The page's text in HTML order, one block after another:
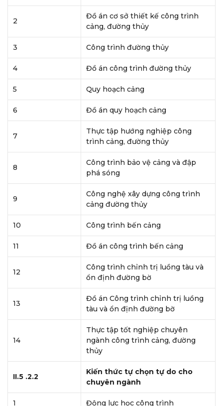
2
Đồ án cơ sở thiết kế công trình
cảng, đường thủy
3 Công trình đường thủy
4 Đồ án công trình đường thủy
5 Quy hoạch cảng
6 Đồ án quy hoạch cảng
7
Thực tập hướng nghiệp công
trình cảng, đường thủy
8
Công trình bảo vệ cảng và đập
phá sóng
9
Công nghệ xây dựng công trình
cảng đường thủy
10 Công trình bến cảng
11 Đồ án công trình bến cảng
12
Công trình chỉnh trị luồng tàu và
ổn định đường bờ
13
Đồ án Công trình chỉnh trị luồng
tàu và ổn định đường bờ
14
Thực tập tốt nghiệp chuyên
ngành công trình cảng, đường
thủy
II.5 .2.2
Kiến thức tự chọn tự do cho
chuyên ngành
1 Động lực học công trình